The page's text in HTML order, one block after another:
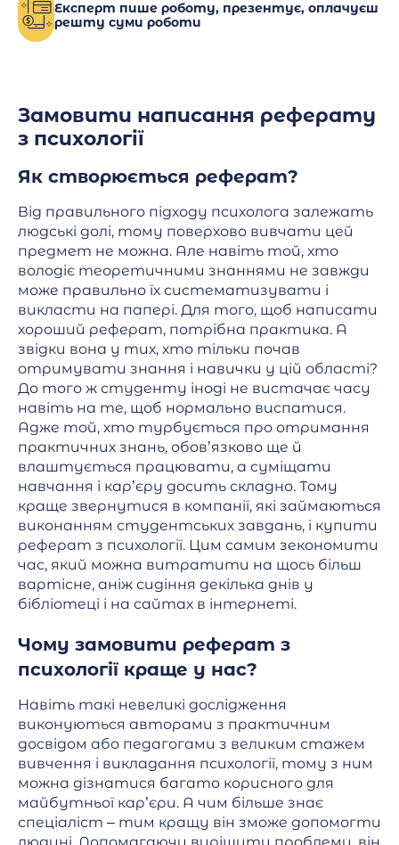
Експерт пише роботу, презентує, оплачуєш
решту суми роботи
Замовити написання реферату
з психології
Як створюється реферат?
Від правильного підходу психолога залежать
людські долі, тому поверхово вивчати цей
предмет не можна. Але навіть той, хто
володіє теоретичними знаннями не завжди
може правильно їх систематизувати і
викласти на папері. Для того, щоб написати
хороший реферат, потрібна практика. А
звідки вона у тих, хто тільки почав
отримувати знання і навички у цій області?
До того ж студенту іноді не вистачає часу
навіть на те, щоб нормально виспатися.
Адже той, хто турбується про отримання
практичних знань, обов’язково ще й
влаштується працювати, а суміщати
навчання і кар’єру досить складно. Тому
краще звернутися в компанії, які займаються
виконанням студентських завдань, і купити
реферат з психології. Цим самим зекономити
час, який можна витратити на щось більш
вартісне, аніж сидіння декілька днів у
бібліотеці і на сайтах в інтернеті.
Чому замовити реферат з
психології краще у нас?
Навіть такі невеликі дослідження
виконуються авторами з практичним
досвідом або педагогами з великим стажем
вивчення і викладання психології, тому з ним
можна дізнатися багато корисного для
майбутньої кар’єри. А чим більше знає
спеціаліст – тим кращу він зможе допомогти